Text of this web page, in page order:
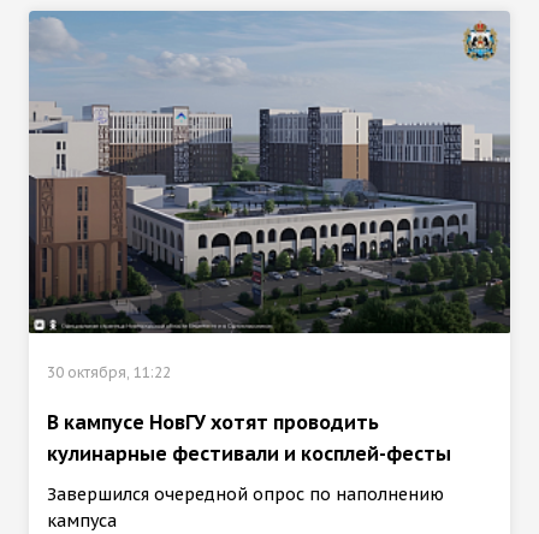
30 октября, 11:22
В кампусе НовГУ хотят проводить
кулинарные фестивали и косплей-фесты
Завершился очередной опрос по наполнению
кампуса